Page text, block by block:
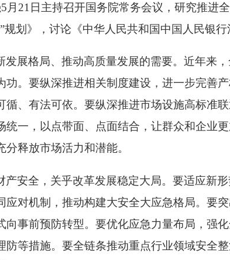
21日主持召开国务院常务会议，研究推进
划》，讨论《中华人民共和国中国人民银行
展格局、推动高质量发展的需要。近年来
。要纵深推进相关制度建设，进一步完善
、有法可依。要纵深推进市场设施高标准
一，以点带面、点面结合，让群众和企业
释放市场活力和潜能。
安全，关乎改革发展稳定大局。要适应新
对机制，推动构建大安全大应急格局。要
事前预防转型。要优化应急力量布局，强
等措施。要全链条推动重点行业领域安全